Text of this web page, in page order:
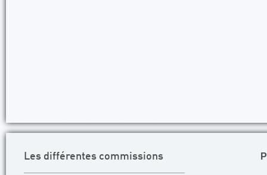
Les différentes commissions